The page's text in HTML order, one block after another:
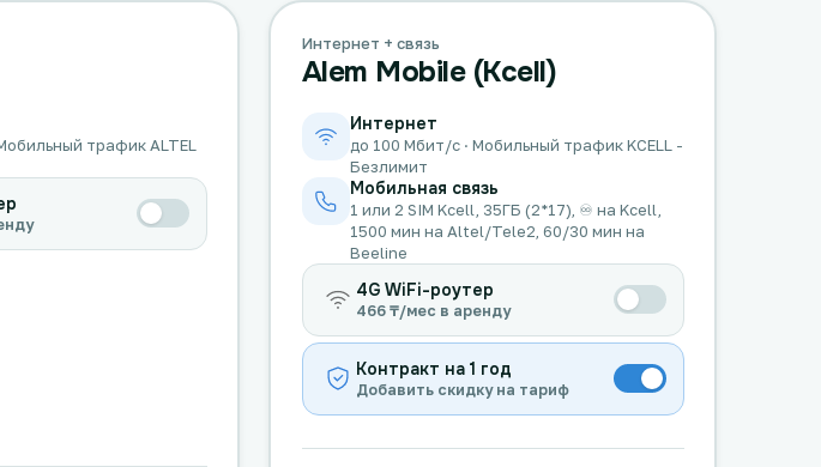
трафик ALTEL
Интернет + связь
Alem Mobile (Kcell)
Интернет
до 100 Мбит/с · Мобильный трафик KCELL -
Безлимит
Мобильная связь
1 или 2 SIM Kcell, 35ГБ (2*17), ♾️ на Kcell,
1500 мин на Altel/Tele2, 60/30 мин на
Beeline
4G WiFi-роутер
466 ₸/мес в аренду
Контракт на 1 год
Добавить скидку на тариф